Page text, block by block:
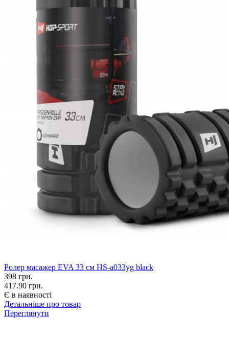
Ролер масажер EVA 33 см HS-a033yg black
398 грн.
417.90 грн.
Є в наявності
Детальніше про товар
Переглянути